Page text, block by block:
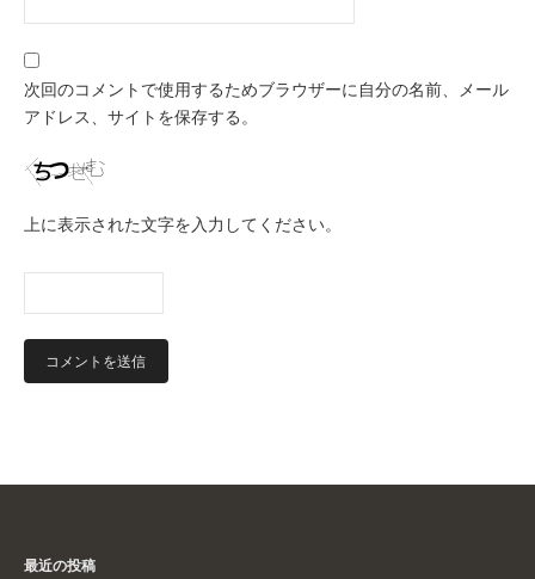
次回のコメントで使用するためブラウザーに自分の名前、メール
アドレス、サイトを保存する。
上に表示された文字を入力してください。
最近の投稿